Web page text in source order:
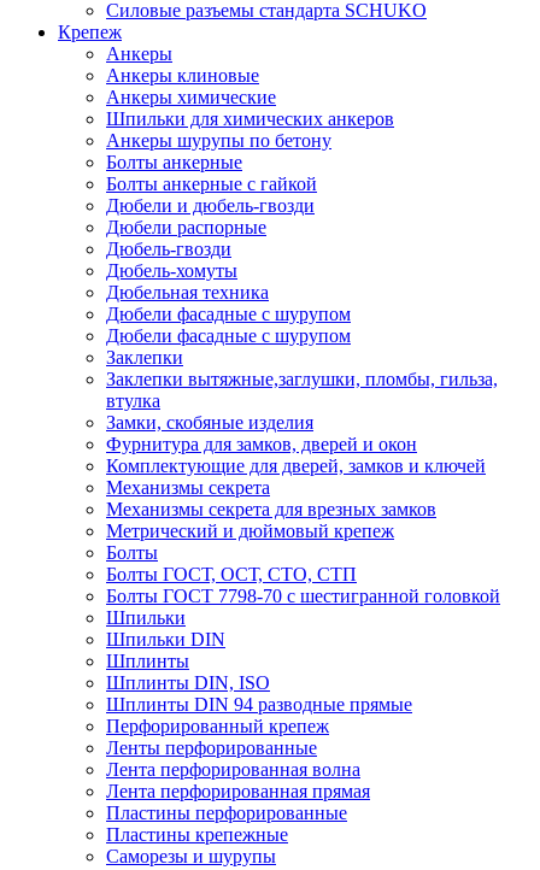
Силовые разъемы стандарта SCHUKO
Крепеж
Анкеры
Анкеры клиновые
Анкеры химические
Шпильки для химических анкеров
Анкеры шурупы по бетону
Болты анкерные
Болты анкерные с гайкой
Дюбели и дюбель-гвозди
Дюбели распорные
Дюбель-гвозди
Дюбель-хомуты
Дюбельная техника
Дюбели фасадные с шурупом
Дюбели фасадные с шурупом
Заклепки
Заклепки вытяжные,заглушки, пломбы, гильза,
втулка
Замки, скобяные изделия
Фурнитура для замков, дверей и окон
Комплектующие для дверей, замков и ключей
Механизмы секрета
Механизмы секрета для врезных замков
Метрический и дюймовый крепеж
Болты
Болты ГОСТ, ОСТ, СТО, СТП
Болты ГОСТ 7798-70 с шестигранной головкой
Шпильки
Шпильки DIN
Шплинты
Шплинты DIN, ISO
Шплинты DIN 94 разводные прямые
Перфорированный крепеж
Ленты перфорированные
Лента перфорированная волна
Лента перфорированная прямая
Пластины перфорированные
Пластины крепежные
Саморезы и шурупы